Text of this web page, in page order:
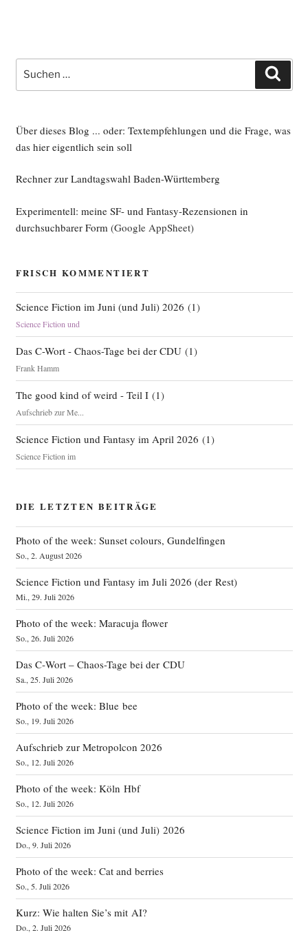
Suche
nach:
Über dieses Blog ... oder: Textempfehlungen und die Frage, was
das hier eigentlich sein soll
Rechner zur Landtagswahl Baden-Württemberg
Experimentell: meine SF- und Fantasy-Rezensionen in
durchsuchbarer Form (Google AppSheet)
FRISCH KOMMENTIERT
Science Fiction im Juni (und Juli) 2026 (1)
Science Fiction und
Das C-Wort - Chaos-Tage bei der CDU(1)
Frank Hamm
The good kind of weird - Teil I(1)
Aufschrieb zur Me...
Science Fiction und Fantasy im April 2026 (1)
Science Fiction im
DIE LETZTEN BEITRÄGE
Photo of the week: Sunset colours, Gundelfingen
So., 2. August 2026
Science Fiction und Fantasy im Juli 2026 (der Rest)
Mi., 29. Juli 2026
Photo of the week: Maracuja flower
So., 26. Juli 2026
Das C‑Wort – Chaos-Tage bei der CDU
Sa., 25. Juli 2026
Photo of the week: Blue bee
So., 19. Juli 2026
Aufschrieb zur Metropolcon 2026
So., 12. Juli 2026
Photo of the week: Köln Hbf
So., 12. Juli 2026
Science Fiction im Juni (und Juli) 2026
Do., 9. Juli 2026
Photo of the week: Cat and berries
So., 5. Juli 2026
Kurz: Wie halten Sie’s mit AI?
Do., 2. Juli 2026